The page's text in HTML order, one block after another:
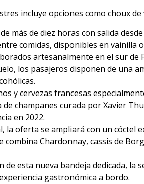
incluye opciones como choux
más de diez horas con salida
comidas, disponibles en vainilla
artesanalmente en el sur de
los pasajeros disponen de una
y cervezas francesas
champanes curada por Xavier
en 2022.
la oferta se ampliará con un cóctel
combina Chardonnay, cassis de
de esta nueva bandeja dedicada,
gastronómica a bordo.